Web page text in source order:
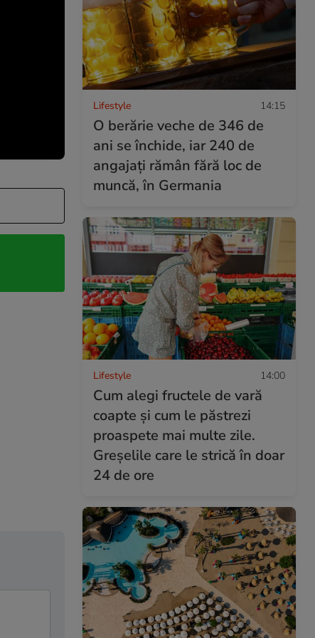
Lifestyle 14:15
O berărie veche de 346 de
ani se închide, iar 240 de
angajați rămân fără loc de
muncă, în Germania
Lifestyle 14:00
Cum alegi fructele de vară
coapte și cum le păstrezi
proaspete mai multe zile.
Greșelile care le strică în doar
24 de ore